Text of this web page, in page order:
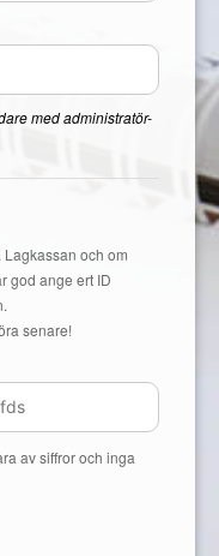
med administratör-
och om
god ange ert ID
senare!
av siffror och inga